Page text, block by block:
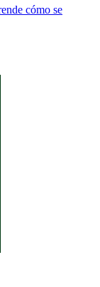
cómo se